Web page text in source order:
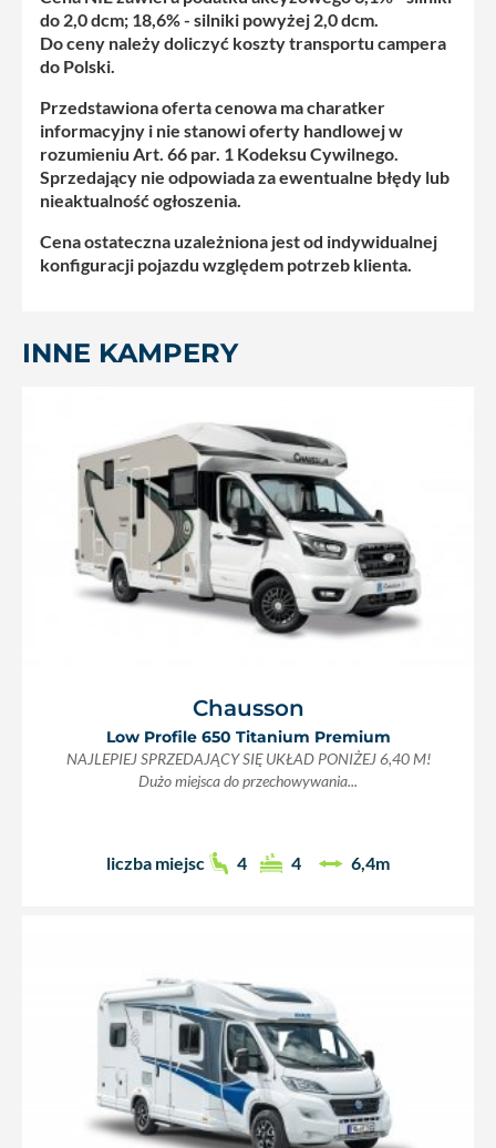
do 2,0 dcm; 18,6% - silniki powyżej 2,0 dcm.
Do ceny należy doliczyć koszty transportu campera
do Polski.
Przedstawiona oferta cenowa ma charatker
informacyjny i nie stanowi oferty handlowej w
rozumieniu Art. 66 par. 1 Kodeksu Cywilnego.
Sprzedający nie odpowiada za ewentualne błędy lub
nieaktualność ogłoszenia.
Cena ostateczna uzależniona jest od indywidualnej
konfiguracji pojazdu względem potrzeb klienta.
INNE KAMPERY
Chausson
Low Profile 650 Titanium Premium
NAJLEPIEJ SPRZEDAJĄCY SIĘ UKŁAD PONIŻEJ 6,40 M!
Dużo miejsca do przechowywania...
liczba miejsc 4 4 6,4m